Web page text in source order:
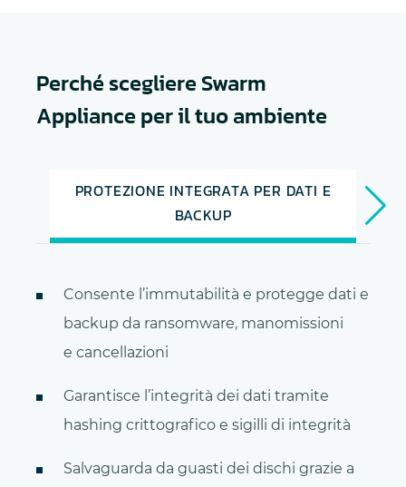
Perché scegliere Swarm
Appliance per il tuo ambiente
PROTEZIONE INTEGRATA PER DATI E
BACKUP
Consente l’immutabilità e protegge dati e
backup da ransomware, manomissioni
e cancellazioni
Garantisce l’integrità dei dati tramite
hashing crittografico e sigilli di integrità
Salvaguarda da guasti dei dischi grazie a